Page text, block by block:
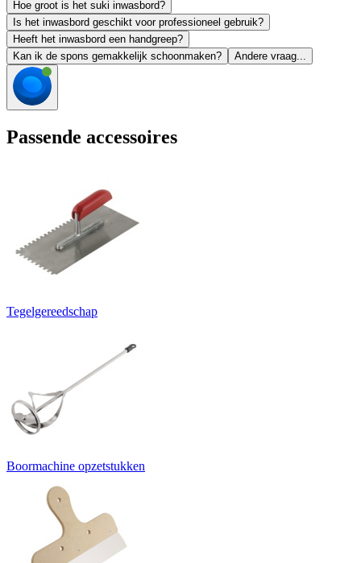
Hoe groot is het suki inwasbord?
Is het inwasbord geschikt voor professioneel gebruik?
Heeft het inwasbord een handgreep?
Kan ik de spons gemakkelijk schoonmaken?
Andere vraag...
Passende accessoires
Tegelgereedschap
Boormachine opzetstukken